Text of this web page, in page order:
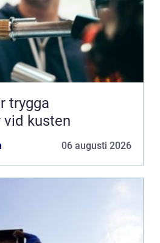
trygga
kusten
06 augusti 2026